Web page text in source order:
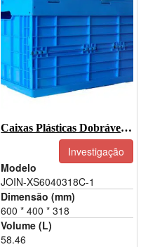
Caixas Plásticas Dobráveis-JOIN-XS6040318C-1
Investigação
Modelo
JOIN-XS6040318C-1
Dimensão (mm)
600 * 400 * 318
Volume (L)
58.46